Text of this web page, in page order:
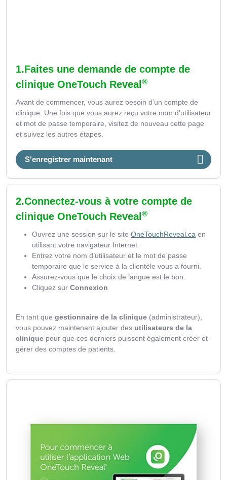
1.Faites une demande de compte de
clinique OneTouch Reveal ®
Avant de commencer, vous aurez besoin d’un compte de
clinique. Une fois que vous aurez reçu votre nom d’utilisateur
et mot de passe temporaire, visitez de nouveau cette page
et suivez les autres étapes.
S'enregistrer maintenant
2.Connectez-vous à votre compte de
clinique OneTouch Reveal ®
Ouvrez une session sur le site OneTouchReveal.ca en
utilisant votre navigateur Internet.
Entrez votre nom d’utilisateur et le mot de passe
temporaire que le service à la clientèle vous a fourni.
Assurez-vous que le choix de langue est le bon.
Cliquez sur Connexion
En tant que gestionnaire de la clinique (administrateur),
vous pouvez maintenant ajouter des utilisateurs de la
clinique pour que ces derniers puissent également créer et
gérer des comptes de patients.